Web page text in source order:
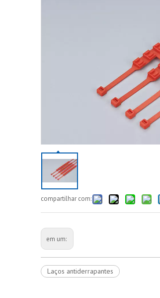
compartilhar com:
em um:
Laços antiderrapantes